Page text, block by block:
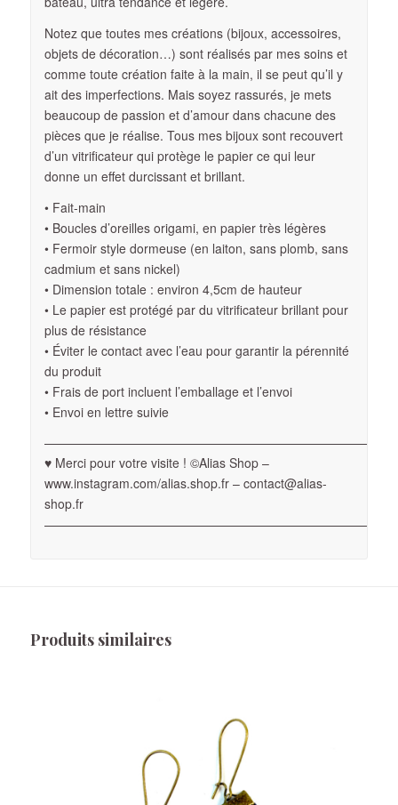
Notez que toutes mes créations (bijoux, accessoires,
objets de décoration…) sont réalisés par mes soins et
comme toute création faite à la main, il se peut qu’il y
ait des imperfections. Mais soyez rassurés, je mets
beaucoup de passion et d’amour dans chacune des
pièces que je réalise. Tous mes bijoux sont recouvert
d’un vitrificateur qui protège le papier ce qui leur
donne un effet durcissant et brillant.
• Fait-main
• Boucles d’oreilles origami, en papier très légères
• Fermoir style dormeuse (en laiton, sans plomb, sans
cadmium et sans nickel)
• Dimension totale : environ 4,5cm de hauteur
• Le papier est protégé par du vitrificateur brillant pour
plus de résistance
• Éviter le contact avec l’eau pour garantir la pérennité
du produit
• Frais de port incluent l’emballage et l’envoi
• Envoi en lettre suivie
♥ Merci pour votre visite ! ©Alias Shop –
www.instagram.com/alias.shop.fr – contact@alias-
shop.fr
Produits similaires